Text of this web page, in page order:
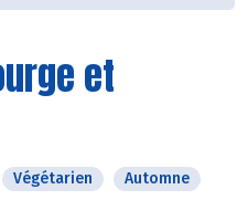
et
Végétarien
Automne